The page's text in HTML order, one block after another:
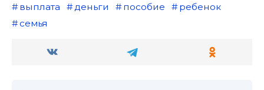
выплата деньги пособие
ребенок
семья